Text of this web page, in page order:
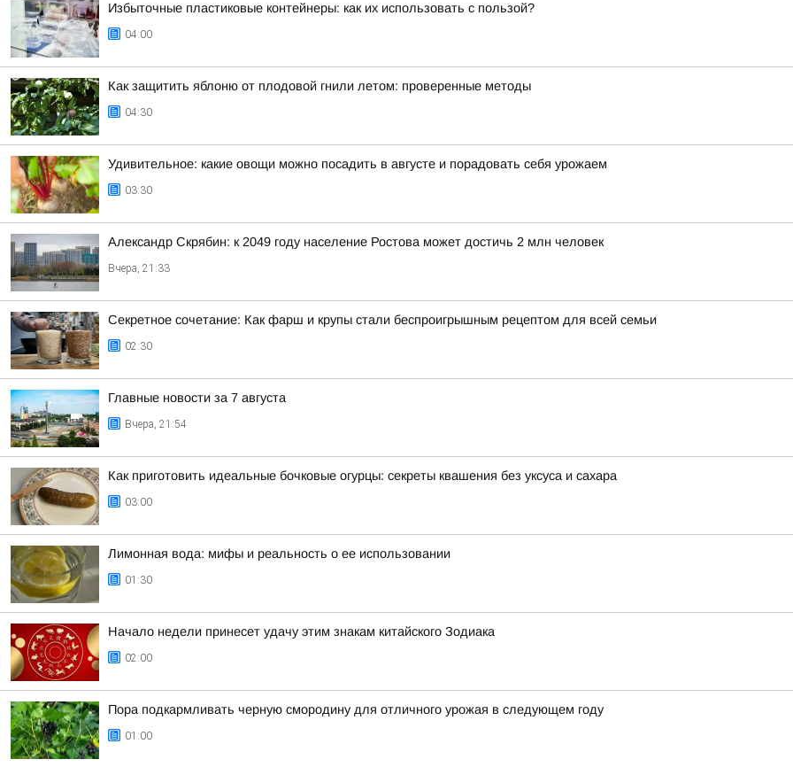
Избыточные пластиковые контейнеры: как их использовать с пользой?
04:00
Как защитить яблоню от плодовой гнили летом: проверенные методы
04:30
Удивительное: какие овощи можно посадить в августе и порадовать себя урожаем
03:30
Александр Скрябин: к 2049 году население Ростова может достичь 2 млн человек
Вчера, 21:33
Секретное сочетание: Как фарш и крупы стали беспроигрышным рецептом для всей семьи
02:30
Главные новости за 7 августа
Вчера, 21:54
Как приготовить идеальные бочковые огурцы: секреты квашения без уксуса и сахара
03:00
Лимонная вода: мифы и реальность о ее использовании
01:30
Начало недели принесет удачу этим знакам китайского Зодиака
02:00
Пора подкармливать черную смородину для отличного урожая в следующем году
01:00